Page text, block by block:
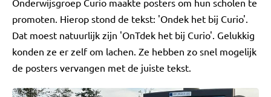
promoten. Hierop stond de tekst: 'Ondek het bij Curio'.
Dat moest natuurlijk zijn 'OnTdek het bij Curio'. Gelukkig
konden ze er zelf om lachen. Ze hebben zo snel mogelijk
de posters vervangen met de juiste tekst.